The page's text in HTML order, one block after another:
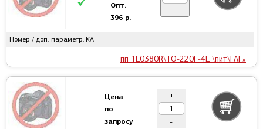
Номер / доп. параметр: KA
пп 1L0380R\TO-220F-4L \пит\FAI »
Опт.
396 р.
-
Цена
по
запросу
+
-